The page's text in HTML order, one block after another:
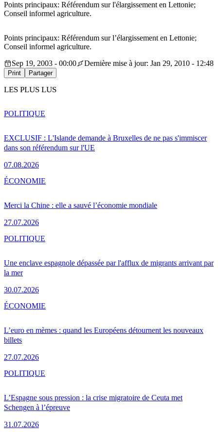
Points principaux: Référendum sur l'élargissement en Lettonie;
Conseil informel agriculture.
Points principaux: Référendum sur l’élargissement en Lettonie;
Conseil informel agriculture.
Sep 19, 2003 - 00:00
Dernière mise à jour: Jan 29, 2010 - 12:48
Print Partager
LES PLUS LUS
EXCLUSIF : L'Islande demande à Bruxelles de ne pas s'immiscer
dans son référendum sur l'UE
07.08.2026
POLITIQUE
Merci la Chine : elle a sauvé l’économie mondiale
27.07.2026
ÉCONOMIE
Une enclave espagnole dépassée par l'afflux de migrants arrivant par
la mer
30.07.2026
POLITIQUE
L’euro en mèmes : quand les Européens détournent les nouveaux
billets
27.07.2026
ÉCONOMIE
L’Espagne sous pression : la crise migratoire de Ceuta met
Schengen à l’épreuve
31.07.2026
POLITIQUE